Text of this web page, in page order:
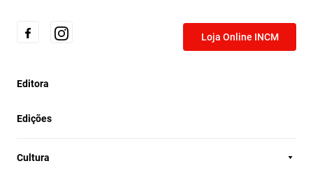
Loja Online INCM
Editora
Edições
Cultura